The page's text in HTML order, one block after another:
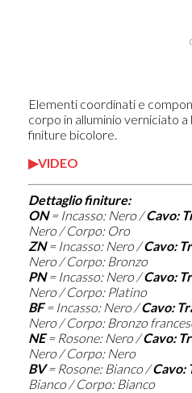
Elementi coordinati e
corpo in alluminio verniciato
finiture bicolore.
▶VIDEO
Dettaglio finiture:
ON= Incasso: Nero /Cavo:
Nero / Corpo: Oro
ZN= Incasso: Nero /Cavo:
Nero / Corpo: Bronzo
PN= Incasso: Nero /Cavo:
Nero / Corpo: Platino
BF= Incasso: Nero /Cavo:
Nero / Corpo: Bronzo
NE= Rosone: Nero /Cavo:
Nero / Corpo: Nero
BV= Rosone: Bianco /Cavo:
Bianco / Corpo: Bianco